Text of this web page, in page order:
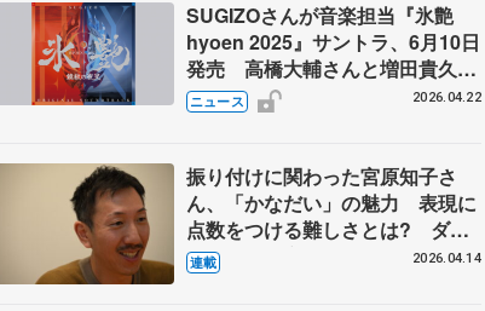
SUGIZOさんが音楽担当『氷艶
hyoen 2025』サントラ、6月10日
発売 ​高橋大輔さんと増田貴久さ
んの歌唱楽曲も収録
ニュース 2026.04.22
振り付けに関わった宮原知子さ
ん、「かなだい」の魅力 表現に
点数をつける難しさとは? ダン
サーで振付家の小㞍健太さんの提
案 【下】
連載 2026.04.14